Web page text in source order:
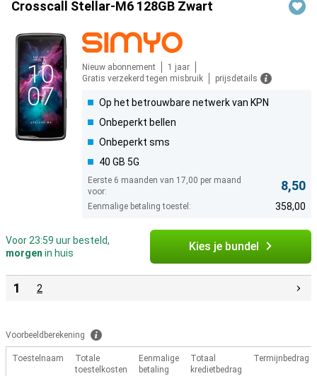
Crosscall Stellar-M6 128GB Zwart
Nieuw abonnement
1 jaar
Gratis verzekerd tegen misbruik
prijsdetails
Op het betrouwbare netwerk van KPN
Onbeperkt bellen
Onbeperkt sms
40 GB 5G
Eerste 6 maanden van 17,00 per maand
voor:
8,50
Eenmalige betaling toestel: 358,00
Voor 23:59 uur besteld,
morgen in huis Kies je bundel
1 2
Voorbeeldberekening
Toestelnaam
Totale
toestelkosten
Eenmalige
betaling
Totaal
kredietbedrag
Termijnbedrag